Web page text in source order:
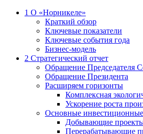
1 О «Норникеле»
Краткий обзор
Ключевые показатели
Ключевые события года
Бизнес-модель
2 Стратегический отчет
Обращение Председателя
Обращение Президента
Расширяем горизонты
Комплексная
Ускорение роста
Основные
Добывающие
Перерабатывающие